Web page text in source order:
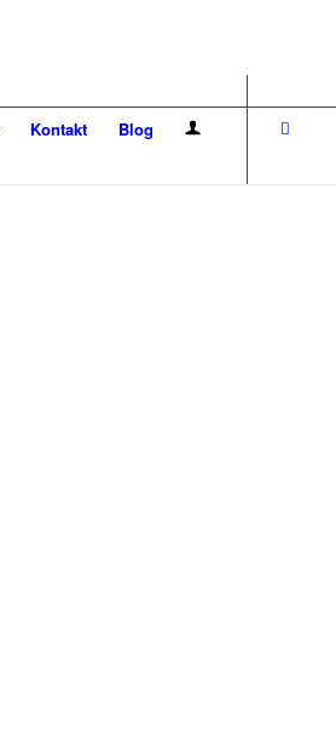
Kontakt Blog